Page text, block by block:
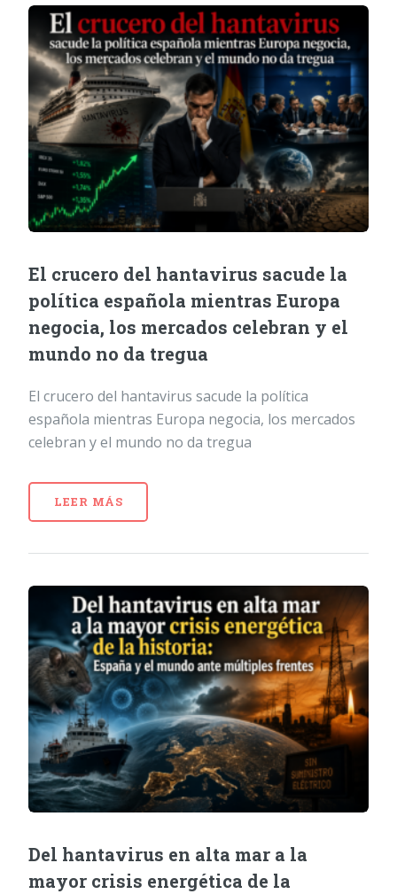
El crucero del hantavirus sacude la
política española mientras Europa
negocia, los mercados celebran y el
mundo no da tregua
El crucero del hantavirus sacude la política
española mientras Europa negocia, los mercados
celebran y el mundo no da tregua
LEER MÁS
Del hantavirus en alta mar a la
mayor crisis energética de la